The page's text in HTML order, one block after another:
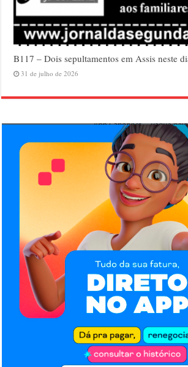
B117 – Dois sepultamentos em Assis neste
31 de julho de 2026